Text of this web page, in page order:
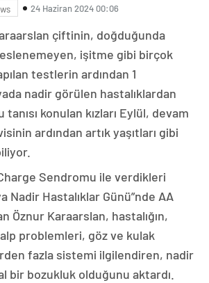
24 Haziran 2024 00:06
çiftinin, doğduğunda
işitme gibi birçok
testlerin ardından 1
nadir görülen hastalıklardan
konulan kızları Eylül, devam
ardından artık yaşıtları gibi
Sendromu ile verdikleri
Nadir Hastalıklar Günü”nde AA
Öznur Karaarslan, hastalığın,
problemleri, göz ve kulak
fazla sistemi ilgilendiren, nadir
bir bozukluk olduğunu aktardı.